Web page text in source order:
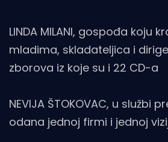
LINDA MILANI, gospođa koju
mladima, skladateljica i
zborova iz koje su i 22 CD-a
NEVIJA ŠTOKOVAC, u službi
odana jednoj firmi i jednoj